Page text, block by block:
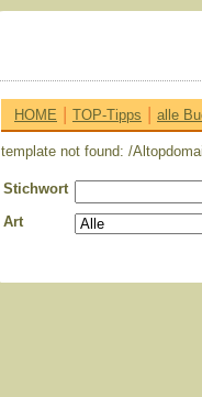
HOME | TOP-Tipps | alle
template not found: /
Stichwort
Art